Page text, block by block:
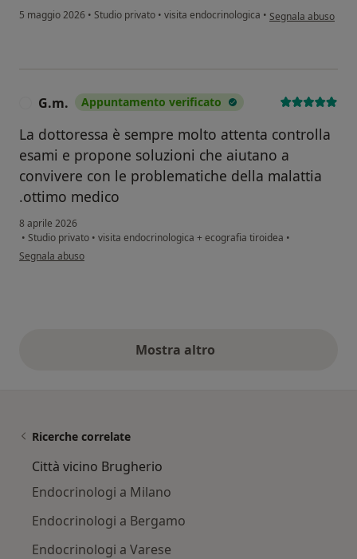
5 maggio 2026 • Studio privato • visita endocrinologica • secondo l'opinione
Segnala abuso
G.m. Appuntamento verificato
La dottoressa è sempre molto attenta controlla
esami e propone soluzioni che aiutano a
convivere con le problematiche della malattia
.ottimo medico
8 aprile 2026
• Studio privato • visita endocrinologica + ecografia tiroidea •
secondo l'opinione dell'utente G.m.
Segnala abuso
Mostra altroopinioni di cui sopra
Ricerche correlate
Città vicino Brugherio
Endocrinologi a Milano
Endocrinologi a Bergamo
Endocrinologi a Varese